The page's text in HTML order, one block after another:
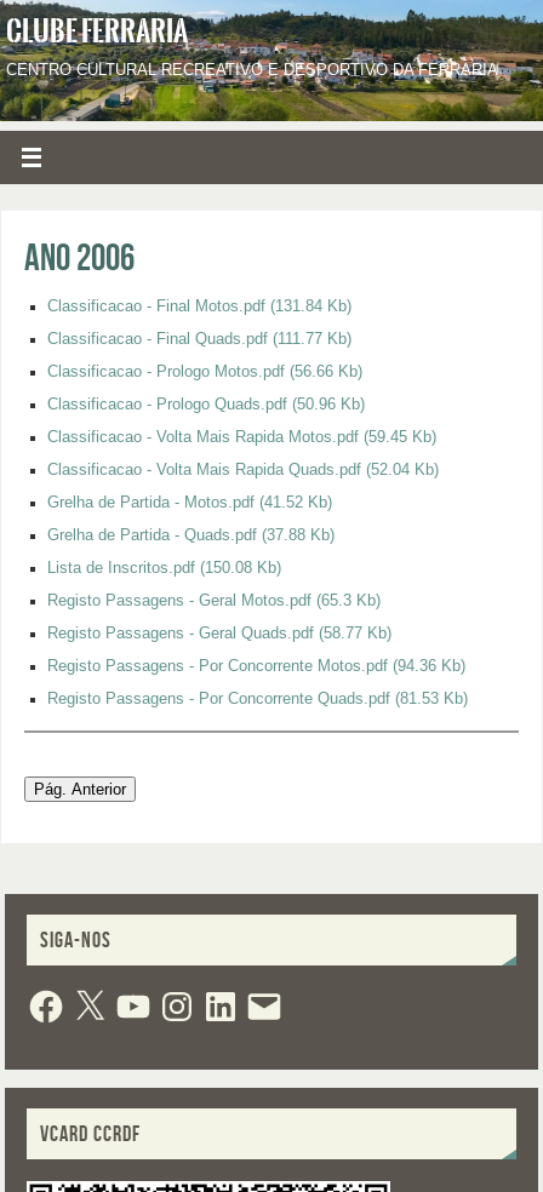
CLUBE FERRARIA
CENTRO CULTURAL RECREATIVO E DESPORTIVO DA FERRARIA
Ano 2006
Classificacao - Final Motos.pdf(131.84 Kb)
Classificacao - Final Quads.pdf(111.77 Kb)
Classificacao - Prologo Motos.pdf(56.66 Kb)
Classificacao - Prologo Quads.pdf(50.96 Kb)
Classificacao - Volta Mais Rapida Motos.pdf(59.45 Kb)
Classificacao - Volta Mais Rapida Quads.pdf(52.04 Kb)
Grelha de Partida - Motos.pdf(41.52 Kb)
Grelha de Partida - Quads.pdf(37.88 Kb)
Lista de Inscritos.pdf(150.08 Kb)
Registo Passagens - Geral Motos.pdf(65.3 Kb)
Registo Passagens - Geral Quads.pdf(58.77 Kb)
Registo Passagens - Por Concorrente Motos.pdf(94.36 Kb)
Registo Passagens - Por Concorrente Quads.pdf(81.53 Kb)
Pág. Anterior
SIGA-NOS
VCARD CCRDF